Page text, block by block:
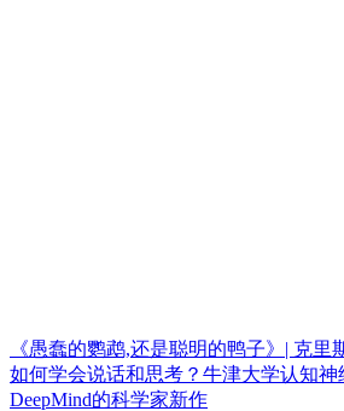
《愚蠢的鹦鹉,还是聪明的鸭子》| 克里
如何学会说话和思考？牛津大学认知神
DeepMind的科学家新作